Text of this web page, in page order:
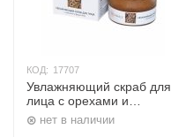
КОД: 17707
Увлажняющий скраб для
лица с орехами и
фруктами 50 мл. Indiale
нет в наличии